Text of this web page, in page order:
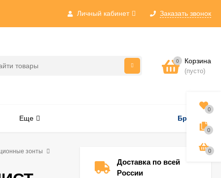
Личный кабинет Заказать звонок
0 Корзина
(пусто)
Бренды
Еще
зонты
Доставка по всей
России
0
0
0